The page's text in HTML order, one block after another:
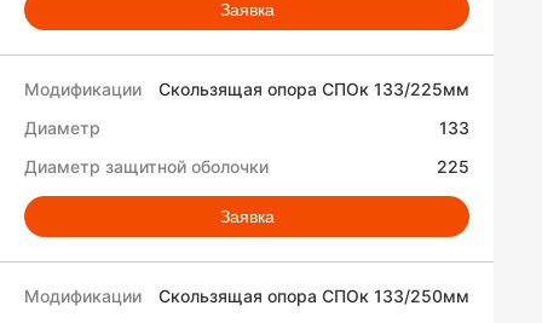
Заявка
Скользящая опора СПОк 133/225мм
133
225
Заявка
Скользящая опора СПОк 133/250мм